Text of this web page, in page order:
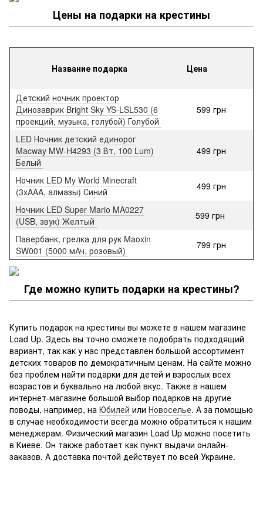
Цены на подарки на крестины
Название подарка Цена
Детский ночник проектор
Динозаврик Bright Sky YS-LSL530 (6
проекций, музыка, голубой) Голубой
599 грн
LED Ночник детский единорог
Macway MW-H4293 (3 Вт, 100 Lum)
Белый
499 грн
Ночник LED My World Minecraft
(3хAAA, алмазы) Синий
499 грн
Ночник LED Super Mario MA0227
(USB, звук) Желтый
599 грн
Павербанк, грелка для рук Maoxin
SW001 (5000 мАч, розовый)
799 грн
Где можно купить подарки на крестины?
Купить подарок на крестины вы можете в нашем магазине
Load Up. Здесь вы точно сможете подобрать подходящий
вариант, так как у нас представлен большой ассортимент
детских товаров по демократичным ценам. На сайте можно
без проблем найти подарки для детей и взрослых всех
возрастов и буквально на любой вкус. Также в нашем
интернет-магазине большой выбор подарков на другие
поводы, например, на Юбилей или Новоселье. А за помощью
в случае необходимости всегда можно обратиться к нашим
менеджерам. Физический магазин Load Up можно посетить
в Киеве. Он также работает как пункт выдачи онлайн-
заказов. А доставка почтой действует по всей Украине.